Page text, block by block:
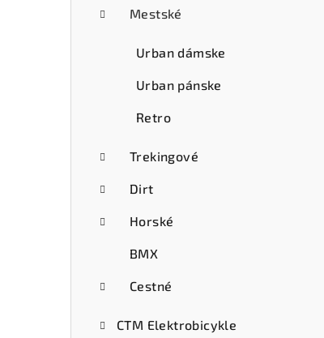
Mestské
Urban dámske
Urban pánske
Retro
Trekingové
Dirt
Horské
BMX
Cestné
CTM Elektrobicykle